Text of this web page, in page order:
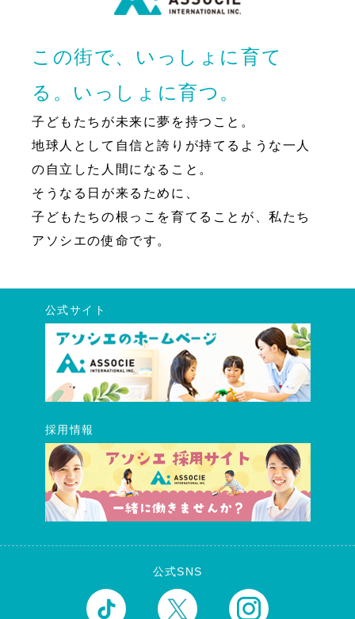
この街で、いっしょに育て
る。いっしょに育つ。
子どもたちが未来に夢を持つこと。
地球人として自信と誇りが持てるような一人
の自立した人間になること。
そうなる日が来るために、
子どもたちの根っこを育てることが、私たち
アソシエの使命です。
公式サイト
採用情報
公式SNS